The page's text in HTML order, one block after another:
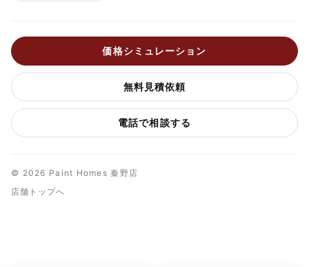
価格シミュレーション
無料見積依頼
電話で相談する
© 2026 Paint Homes 秦野店
店舗トップへ